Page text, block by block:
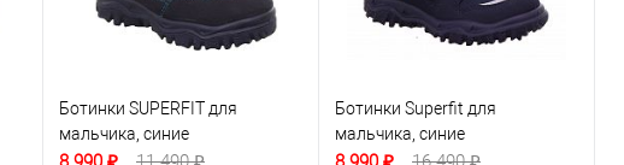
Ботинки SUPERFIT для
мальчика, синие
Ботинки Superfit для
мальчика, синие